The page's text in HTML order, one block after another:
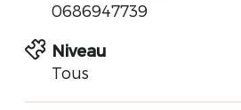
0686947739
Niveau
Tous